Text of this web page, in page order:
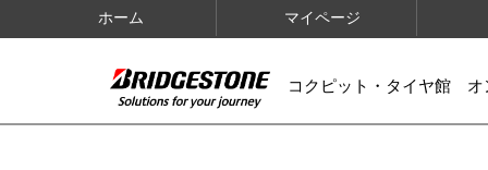
ホーム マイページ
コクピット・タイヤ館 オ